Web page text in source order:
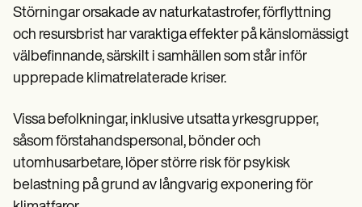
Störningar orsakade av naturkatastrofer, förflyttning
och resursbrist har varaktiga effekter på känslomässigt
välbefinnande, särskilt i samhällen som står inför
upprepade klimatrelaterade kriser.
Vissa befolkningar, inklusive utsatta yrkesgrupper,
såsom förstahandspersonal, bönder och
utomhusarbetare, löper större risk för psykisk
belastning på grund av långvarig exponering för